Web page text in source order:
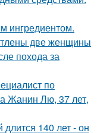
ингредиентом.
две женщины
похода за
по
Жанин Лю, 37 лет,
140 лет - он